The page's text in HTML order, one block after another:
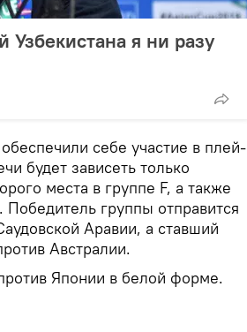
я ни разу
себе участие в плей-
будет зависеть только
места в группе F, а также
группы отправится
Аравии, а ставший
Австралии.
Японии в белой форме.